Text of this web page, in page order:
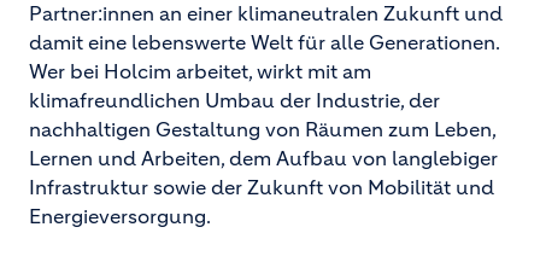
Partner:innen an einer klimaneutralen Zukunft und
damit eine lebenswerte Welt für alle Generationen.
Wer bei Holcim arbeitet, wirkt mit am
klimafreundlichen Umbau der Industrie, der
nachhaltigen Gestaltung von Räumen zum Leben,
Lernen und Arbeiten, dem Aufbau von langlebiger
Infrastruktur sowie der Zukunft von Mobilität und
Energieversorgung.